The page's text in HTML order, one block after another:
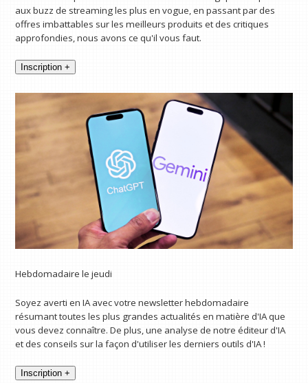
aux buzz de streaming les plus en vogue, en passant par des
offres imbattables sur les meilleurs produits et des critiques
approfondies, nous avons ce qu'il vous faut.
Inscription +
Hebdomadaire le jeudi
Soyez averti en IA avec votre newsletter hebdomadaire
résumant toutes les plus grandes actualités en matière d'IA que
vous devez connaître. De plus, une analyse de notre éditeur d'IA
et des conseils sur la façon d'utiliser les derniers outils d'IA !
Inscription +